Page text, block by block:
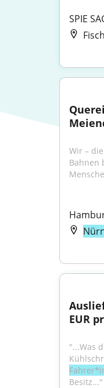
SPIE
Wir –
Bahnen
EUR
"...Was
Besitz..."